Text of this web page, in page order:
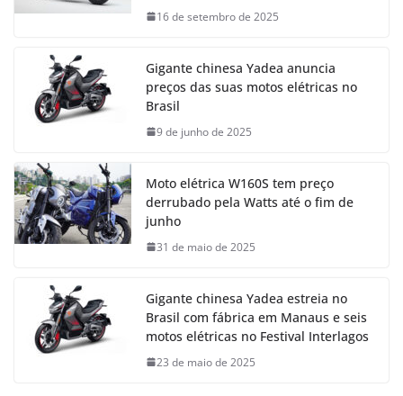
16 de setembro de 2025
Gigante chinesa Yadea anuncia
preços das suas motos elétricas no
Brasil
9 de junho de 2025
Moto elétrica W160S tem preço
derrubado pela Watts até o fim de
junho
31 de maio de 2025
Gigante chinesa Yadea estreia no
Brasil com fábrica em Manaus e seis
motos elétricas no Festival Interlagos
23 de maio de 2025